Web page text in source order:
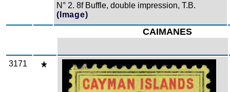
N° 2. 8f Buffle, double impression, T.B.
(Image)
CAIMANES
3171 Zoom